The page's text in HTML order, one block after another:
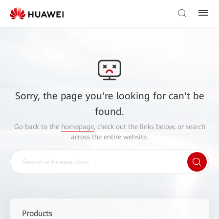
Sorry, the page you're looking for can't be
found.
Go back to the homepage, check out the links below, or search
across the entire website.
Products